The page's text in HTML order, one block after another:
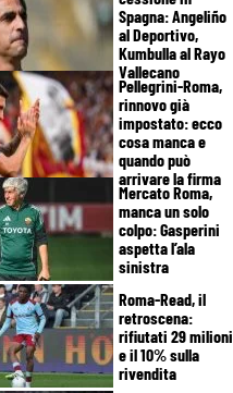
Spagna: Angeliño
al Deportivo,
Kumbulla al Rayo
Vallecano
Pellegrini-Roma,
rinnovo già
impostato: ecco
cosa manca e
quando può
arrivare la firma
Mercato Roma,
manca un solo
colpo: Gasperini
aspetta l’ala
sinistra
Roma-Read, il
retroscena:
rifiutati 29 milioni
e il 10% sulla
rivendita